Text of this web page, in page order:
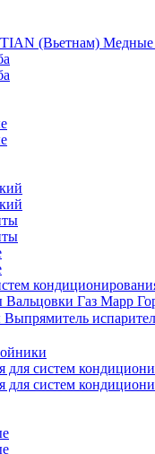
(Вьетнам) Медные
Вальцовки Газ Mapp
Выпрямитель
для систем
для систем